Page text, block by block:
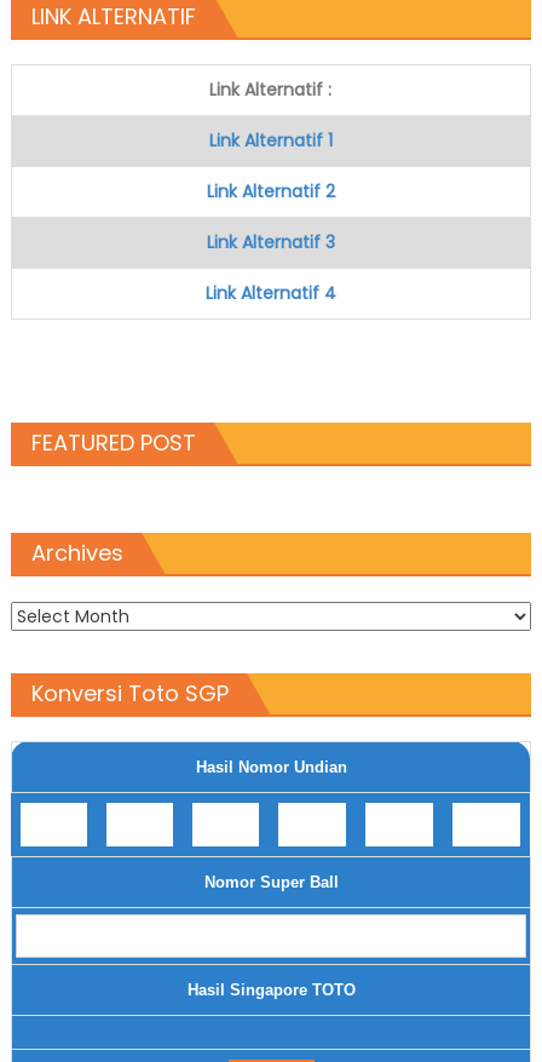
LINK ALTERNATIF
Link Alternatif :
Link Alternatif 1
Link Alternatif 2
Link Alternatif 3
Link Alternatif 4
FEATURED POST
Archives
Archives
Konversi Toto SGP
Hasil Nomor Undian
Nomor Super Ball
Hasil Singapore TOTO